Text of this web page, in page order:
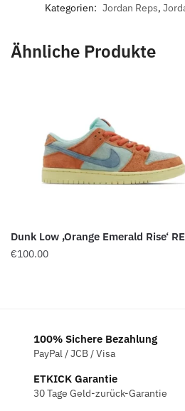
Kategorien: Jordan Reps,
Ähnliche Produkte
Dunk Low ‚Orange Emerald Rise‘
€100.00
100% Sichere Bezahlung
PayPal / JCB / Visa
ETKICK Garantie
30 Tage Geld-zurück-Garantie